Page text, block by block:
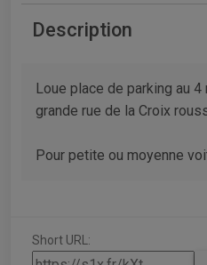
Description
Loue place de parking au
grande rue de la Croix
Pour petite ou moyenne
Short URL: